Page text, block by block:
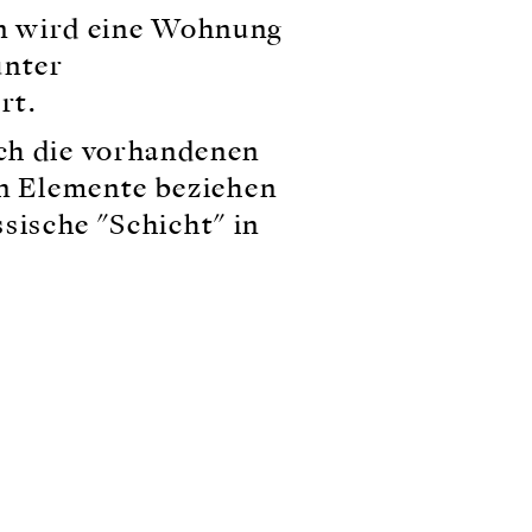
wird eine Wohnung
die vorhandenen
Elemente beziehen
"Schicht" in